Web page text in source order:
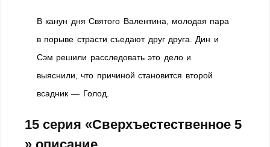
В канун дня Святого Валентина, молодая пара
в порыве страсти съедают друг друга. Дин и
Сэм решили расследовать это дело и
выяснили, что причиной становится второй
всадник — Голод.
15 серия «Сверхъестественное 5